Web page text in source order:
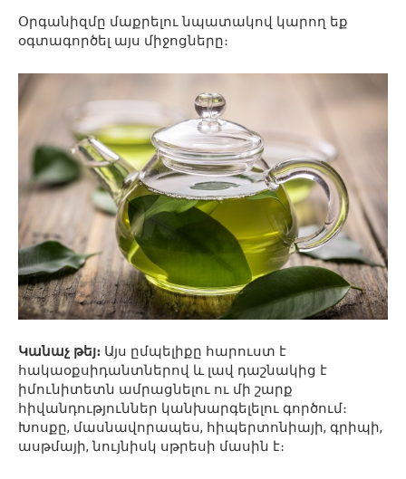
Օրգանիզմը մաքրելու նպատակով կարող եք
օգտագործել այս միջոցները։
Կանաչ թեյ։ Այս ըմպելիքը հարուստ է
հակաօքսիդանտներով և լավ դաշնակից է
իմունիտետն ամրացնելու ու մի շարք
հիվանդություններ կանխարգելելու գործում։
Խոսքը, մասնավորապես, հիպերտոնիայի, գրիպի,
ասթմայի, նույնիսկ սթրեսի մասին է։